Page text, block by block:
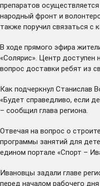
препаратов
народный фронт и
также поручил связаться с
В ходе прямого эфира
«Солярис». Центр доступен
вопрос доставки ребят из
Как подчеркнул Станислав
«Будет справедливо, если
– сообщил глава региона.
Отвечая на вопрос о
программы занятий для
едином портале «Спорт –
Ивановцы задали главе
перед началом рабочего